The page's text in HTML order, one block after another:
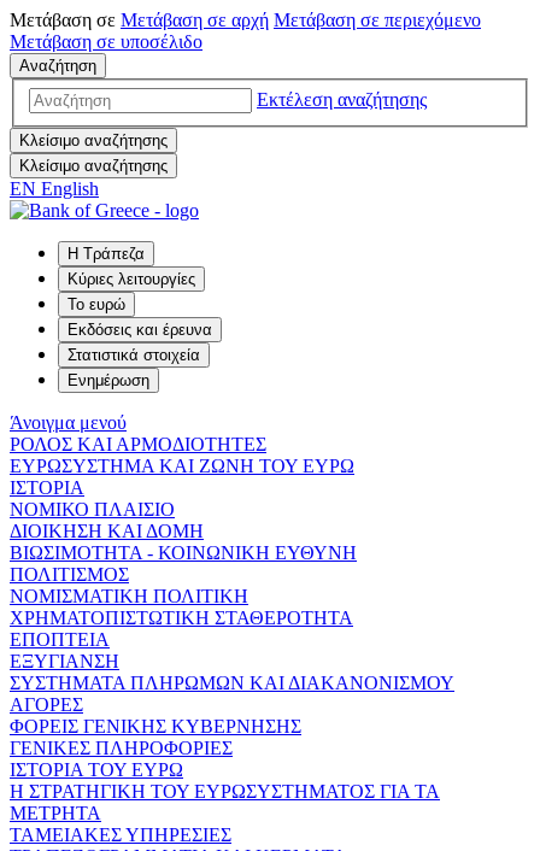
Μετάβαση σε Μετάβαση σε αρχή Μετάβαση σε περιεχόμενο
Μετάβαση σε υποσέλιδο
Αναζήτηση
Εκτέλεση αναζήτησης
Κλείσιμο αναζήτησης
Κλείσιμο αναζήτησης
EN English
Η Τράπεζα
Κύριες λειτουργίες
Το ευρώ
Εκδόσεις και έρευνα
Στατιστικά στοιχεία
Ενημέρωση
Άνοιγμα μενού
ΡΟΛΟΣ ΚΑΙ ΑΡΜΟΔΙΟΤΗΤΕΣ
ΕΥΡΩΣΥΣΤΗΜΑ ΚΑΙ ΖΩΝΗ ΤΟΥ ΕΥΡΩ
ΙΣΤΟΡΙΑ
ΝΟΜΙΚΟ ΠΛΑΙΣΙΟ
ΔΙΟΙΚΗΣΗ ΚΑΙ ΔΟΜΗ
ΒΙΩΣΙΜΟΤΗΤΑ - ΚΟΙΝΩΝΙΚΗ ΕΥΘΥΝΗ
ΠΟΛΙΤΙΣΜΟΣ
ΝΟΜΙΣΜΑΤΙΚΗ ΠΟΛΙΤΙΚΗ
ΧΡΗΜΑΤΟΠΙΣΤΩΤΙΚΗ ΣΤΑΘΕΡΟΤΗΤΑ
ΕΠΟΠΤΕΙΑ
ΕΞΥΓΙΑΝΣΗ
ΣΥΣΤΗΜΑΤΑ ΠΛΗΡΩΜΩΝ ΚΑΙ ΔΙΑΚΑΝΟΝΙΣΜΟΥ
ΑΓΟΡΕΣ
ΦΟΡΕΙΣ ΓΕΝΙΚΗΣ ΚΥΒΕΡΝΗΣΗΣ
ΓΕΝΙΚΕΣ ΠΛΗΡΟΦΟΡΙΕΣ
ΙΣΤΟΡΙΑ ΤΟΥ ΕΥΡΩ
Η ΣΤΡΑΤΗΓΙΚΗ ΤΟΥ ΕΥΡΩΣΥΣΤΗΜΑΤΟΣ ΓΙΑ ΤΑ
ΜΕΤΡΗΤΑ
ΤΑΜΕΙΑΚΕΣ ΥΠΗΡΕΣΙΕΣ